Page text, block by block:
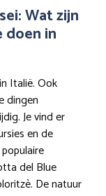
Wat zijn
doen in
Italië. Ook
dingen
Je vind er
en de
del Blue
De natuur